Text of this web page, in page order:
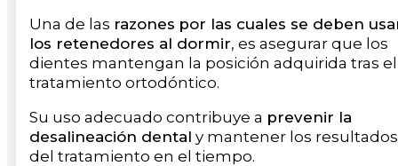
Una de las razones por las cuales se deben
los retenedores al dormir, es asegurar que los
dientes mantengan la posición adquirida tras el
tratamiento ortodóntico.
Su uso adecuado contribuye a prevenir la
desalineación dental y mantener los resultados
del tratamiento en el tiempo.